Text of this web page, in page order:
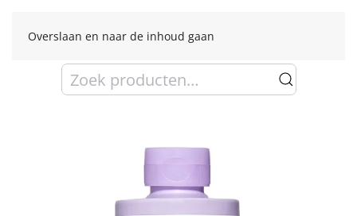
Overslaan en naar de inhoud gaan
Zoeken
naar: